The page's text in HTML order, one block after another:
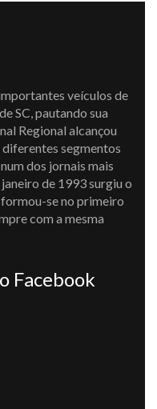
veículos de
SC, pautando sua
Regional alcançou
segmentos
dos jornais mais
de 1993 surgiu o
se no primeiro
com a mesma
Facebook